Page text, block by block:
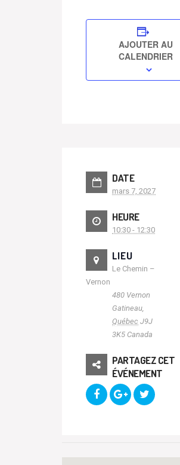
AJOUTER AU
CALENDRIER
DATE
mars 7, 2027
HEURE
10:30 - 12:30
LIEU
Le Chemin –
Vernon
480 Vernon
Gatineau,
Québec J9J
3K5 Canada
PARTAGEZ CET
ÉVÉNEMENT